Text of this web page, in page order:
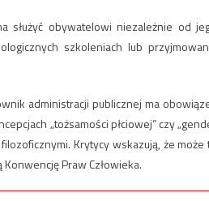
służyć obywatelowi niezależnie od
szkoleniach lub
administracji publicznej ma
„tożsamości płciowej” czy
Krytycy wskazują, że może
Praw Człowieka.